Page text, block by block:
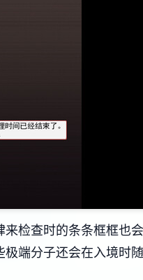
检查时的条条框框也
端分子还会在入境时